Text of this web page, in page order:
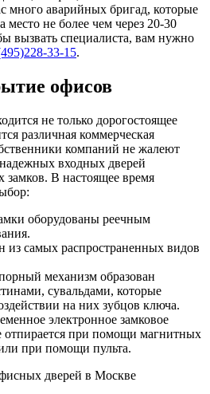
много аварийных бригад, которые
не более чем через 20-30
вызвать специалиста, вам нужно
33-15.
офисов
не только дорогостоящее
различная коммерческая
компаний не жалеют
входных дверей
замков. В настоящее время
оборудованы реечным
самых распространенных видов
механизм образован
сувальдами, которые
на них зубцов ключа.
электронное замковое
отпирается при помощи магнитных
при помощи пульта.